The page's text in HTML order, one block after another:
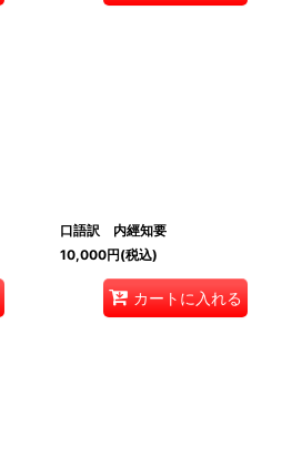
口語訳 内經知要
10,000円(税込)
カートに入れる